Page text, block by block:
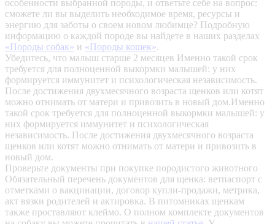
особенности выбранной породы, и ответьте себе на вопрос:
сможете ли вы выделить необходимое время, ресурсы и
энергию для заботы о своем новом любимце? Подробную
информацию о каждой породе вы найдете в наших разделах
«Породы собак» и «Породы кошек».
Убедитесь, что малыш старше 2 месяцев Именно такой срок
требуется для полноценной выкормки малышей: у них
формируется иммунитет и психологическая независимость.
После достижения двухмесячного возраста щенков или котят
можно отнимать от матери и привозить в новый дом.Именно
такой срок требуется для полноценной выкормки малышей: у
них формируется иммунитет и психологическая
независимость. После достижения двухмесячного возраста
щенков или котят можно отнимать от матери и привозить в
новый дом.
Проверьте документы при покупке породистого животного
Обязательный перечень документов для щенка: ветпаспорт с
отметками о вакцинации, договор купли-продажи, метрика,
акт вязки родителей и актировка. В питомниках щенкам
также проставляют клеймо. О полном комплекте документов